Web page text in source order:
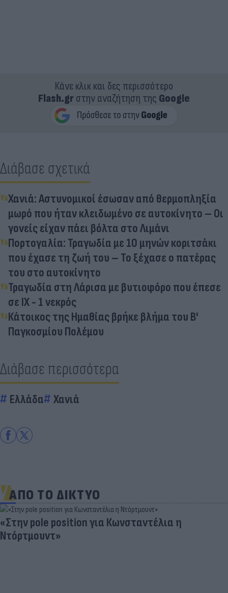
Κάνε κλικ και δες περισσότερο
Flash.grστην αναζήτηση της Google
Διάβασε σχετικά
Χανιά: Αστυνομικοί έσωσαν από θερμοπληξία
μωρό που ήταν κλειδωμένο σε αυτοκίνητο – Οι
γονείς είχαν πάει βόλτα στο Λιμάνι
Πορτογαλία: Τραγωδία με 10 μηνών κοριτσάκι
που έχασε τη ζωή του – Το ξέχασε ο πατέρας
του στο αυτοκίνητο
Τραγωδία στη Λάρισα με βυτιοφόρο που έπεσε
σε ΙΧ - 1 νεκρός
Κάτοικος της Ημαθίας βρήκε βλήμα του Β'
Παγκοσμίου Πολέμου
Διάβασε περισσότερα
Ελλάδα Χανιά
ΑΠΟ ΤΟ ΔΙΚΤΥΟ